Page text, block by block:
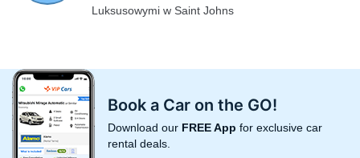
Luksusowymi w Saint Johns
Book a Car on the GO!
Download our FREE App for exclusive car
rental deals.